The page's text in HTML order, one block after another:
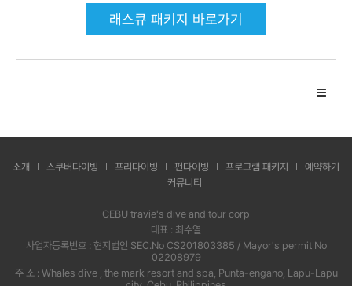
래스큐 패키지 바로가기
소개 스쿠버다이빙 프리다이빙 펀다이빙 프로그램 패키지
예약하기
커뮤니티
CEBU travie's dive and tour corp
대표 : 최수열
사업자등록번호 : 현지법인 SEC.No CS201803385 / Mayor's permit No
02208979
주 소 : Whales dive , the mark resort and spa, Punta-engano, Lapu-Lapu